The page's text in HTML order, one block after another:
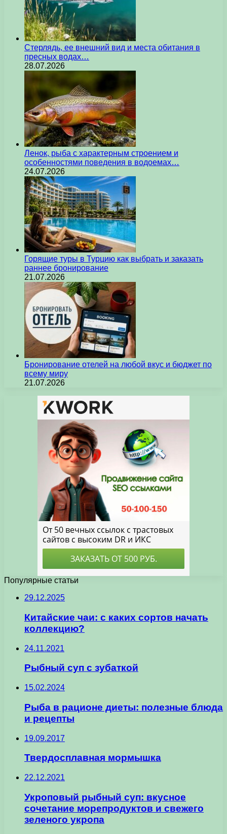
Стерлядь, ее внешний вид и места обитания в
пресных водах…
28.07.2026
Ленок, рыба с характерным строением и
особенностями поведения в водоемах…
24.07.2026
Горящие туры в Турцию как выбрать и заказать
раннее бронирование
21.07.2026
Бронирование отелей на любой вкус и бюджет по
всему миру
21.07.2026
Популярные статьи
29.12.2025
Китайские чаи: с каких сортов начать
коллекцию?
24.11.2021
Рыбный суп с зубаткой
15.02.2024
Рыба в рационе диеты: полезные блюда
и рецепты
19.09.2017
Твердосплавная мормышка
22.12.2021
Укроповый рыбный суп: вкусное
сочетание морепродуктов и свежего
зеленого укропа